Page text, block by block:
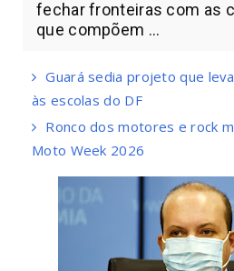
fechar fronteiras com as
que compõem ...
Guará sedia projeto que
às escolas do DF
Ronco dos motores e rock
Moto Week 2026